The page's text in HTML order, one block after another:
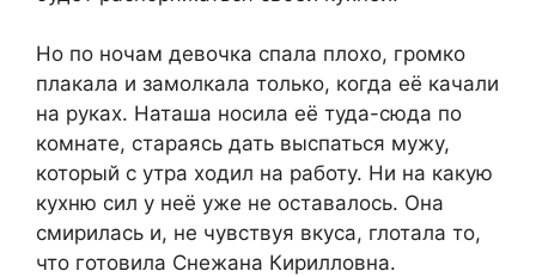
Но по ночам девочка спала плохо, громко
плакала и замолкала только, когда её качали
на руках. Наташа носила её туда-сюда по
комнате, стараясь дать выспаться мужу,
который с утра ходил на работу. Ни на какую
кухню сил у неё уже не оставалось. Она
смирилась и, не чувствуя вкуса, глотала то,
что готовила Снежана Кирилловна.